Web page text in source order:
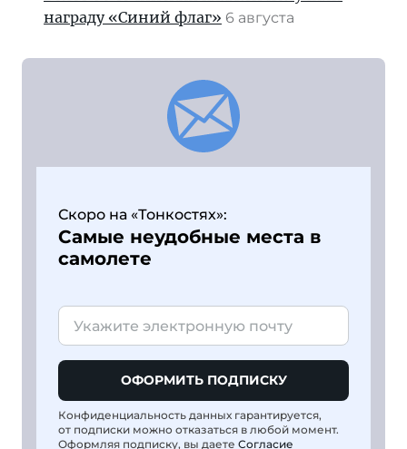
награду «Синий флаг» 6 августа
Скоро на «Тонкостях»:
Самые неудобные места в
самолете
ОФОРМИТЬ ПОДПИСКУ
Конфиденциальность данных гарантируется,
от подписки можно отказаться в любой момент.
Оформляя подписку, вы даете Согласие